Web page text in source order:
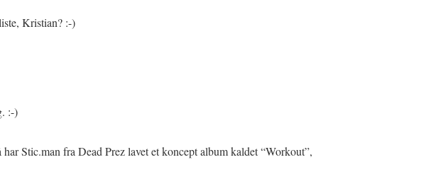
Kristian? :-)
:-)
Stic.man fra Dead Prez lavet et koncept album kaldet “Workout”,